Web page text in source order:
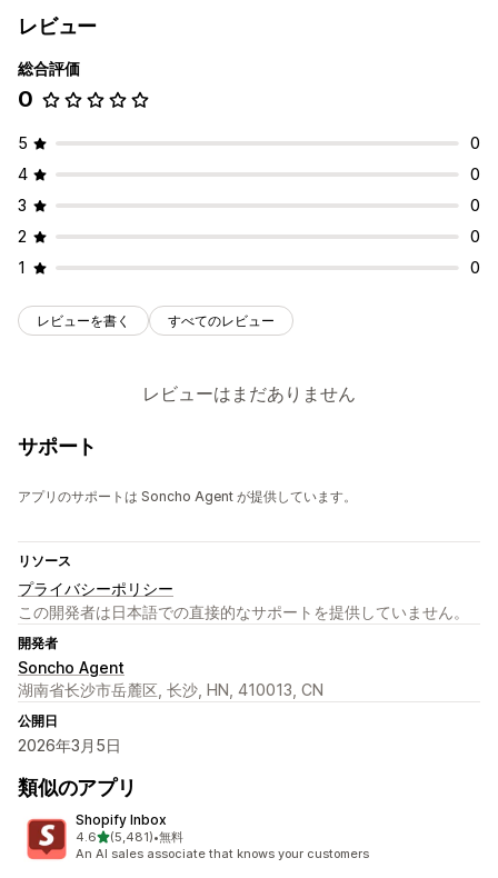
レビュー
総合評価
0
5
0
4
0
3
0
2
0
1
0
レビューを書く すべてのレビュー
レビューはまだありません
サポート
アプリのサポートは Soncho Agent が提供しています。
リソース
プライバシーポリシー
この開発者は日本語での直接的なサポートを提供していません。
開発者
Soncho Agent
湖南省长沙市岳麓区, 长沙, HN, 410013, CN
公開日
2026年3月5日
類似のアプリ
Shopify Inbox
4.65つ星中
(5,481)
合計レビュー数：5481件
•無料
An AI sales associate that knows your customers